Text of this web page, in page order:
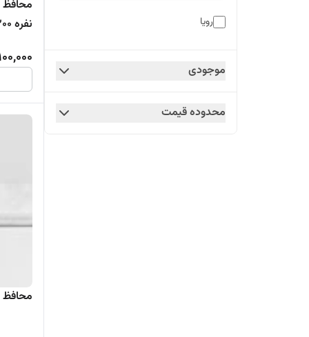
رویا
موجودی
محدوده قیمت
نفره 200*160
محافظ